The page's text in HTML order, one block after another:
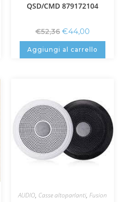
QSD/CMD 879172104
€52,36 €44,00
Aggiungi al carrello
AUDIO, Casse altoparlanti, Fusion